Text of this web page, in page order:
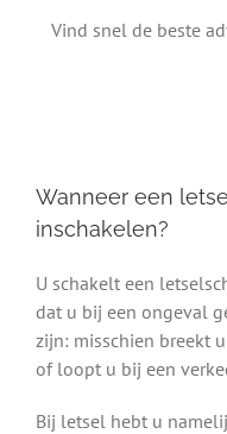
Vind snel de beste
Wanneer een
inschakelen?
U schakelt een
dat u bij een ongeval
zijn: misschien breekt
of loopt u bij een
Bij letsel hebt u